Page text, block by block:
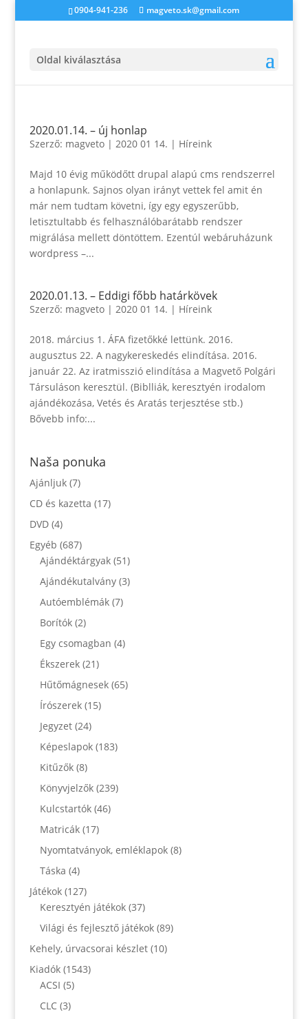
0904-941-236 magveto.sk@gmail.com
Oldal kiválasztása
2020.01.14. – új honlap
Szerző: magveto| 2020 01 14. | Híreink
Majd 10 évig működőtt drupal alapú cms rendszerrel
a honlapunk. Sajnos olyan irányt vettek fel amit én
már nem tudtam követni, így egy egyszerűbb,
letisztultabb és felhasználóbarátabb rendszer
migrálása mellett döntöttem. Ezentúl webáruházunk
wordpress –...
2020.01.13. – Eddigi főbb határkövek
Szerző: magveto| 2020 01 14. | Híreink
2018. március 1. ÁFA fizetőkké lettünk. 2016.
augusztus 22. A nagykereskedés elindítása. 2016.
január 22. Az iratmisszió elindítása a Magvető Polgári
Társuláson keresztül. (Biblliák, keresztyén irodalom
ajándékozása, Vetés és Aratás terjesztése stb.)
Bővebb info:...
Naša ponuka
Ajánljuk (7)
CD és kazetta (17)
DVD (4)
Egyéb (687)
Ajándéktárgyak (51)
Ajándékutalvány (3)
Autóemblémák (7)
Borítók (2)
Egy csomagban (4)
Ékszerek (21)
Hűtőmágnesek (65)
Írószerek (15)
Jegyzet (24)
Képeslapok (183)
Kitűzők (8)
Könyvjelzők (239)
Kulcstartók (46)
Matricák (17)
Nyomtatványok, emléklapok (8)
Táska (4)
Játékok (127)
Keresztyén játékok (37)
Világi és fejlesztő játékok (89)
Kehely, úrvacsorai készlet (10)
Kiadók (1543)
ACSI (5)
CLC (3)